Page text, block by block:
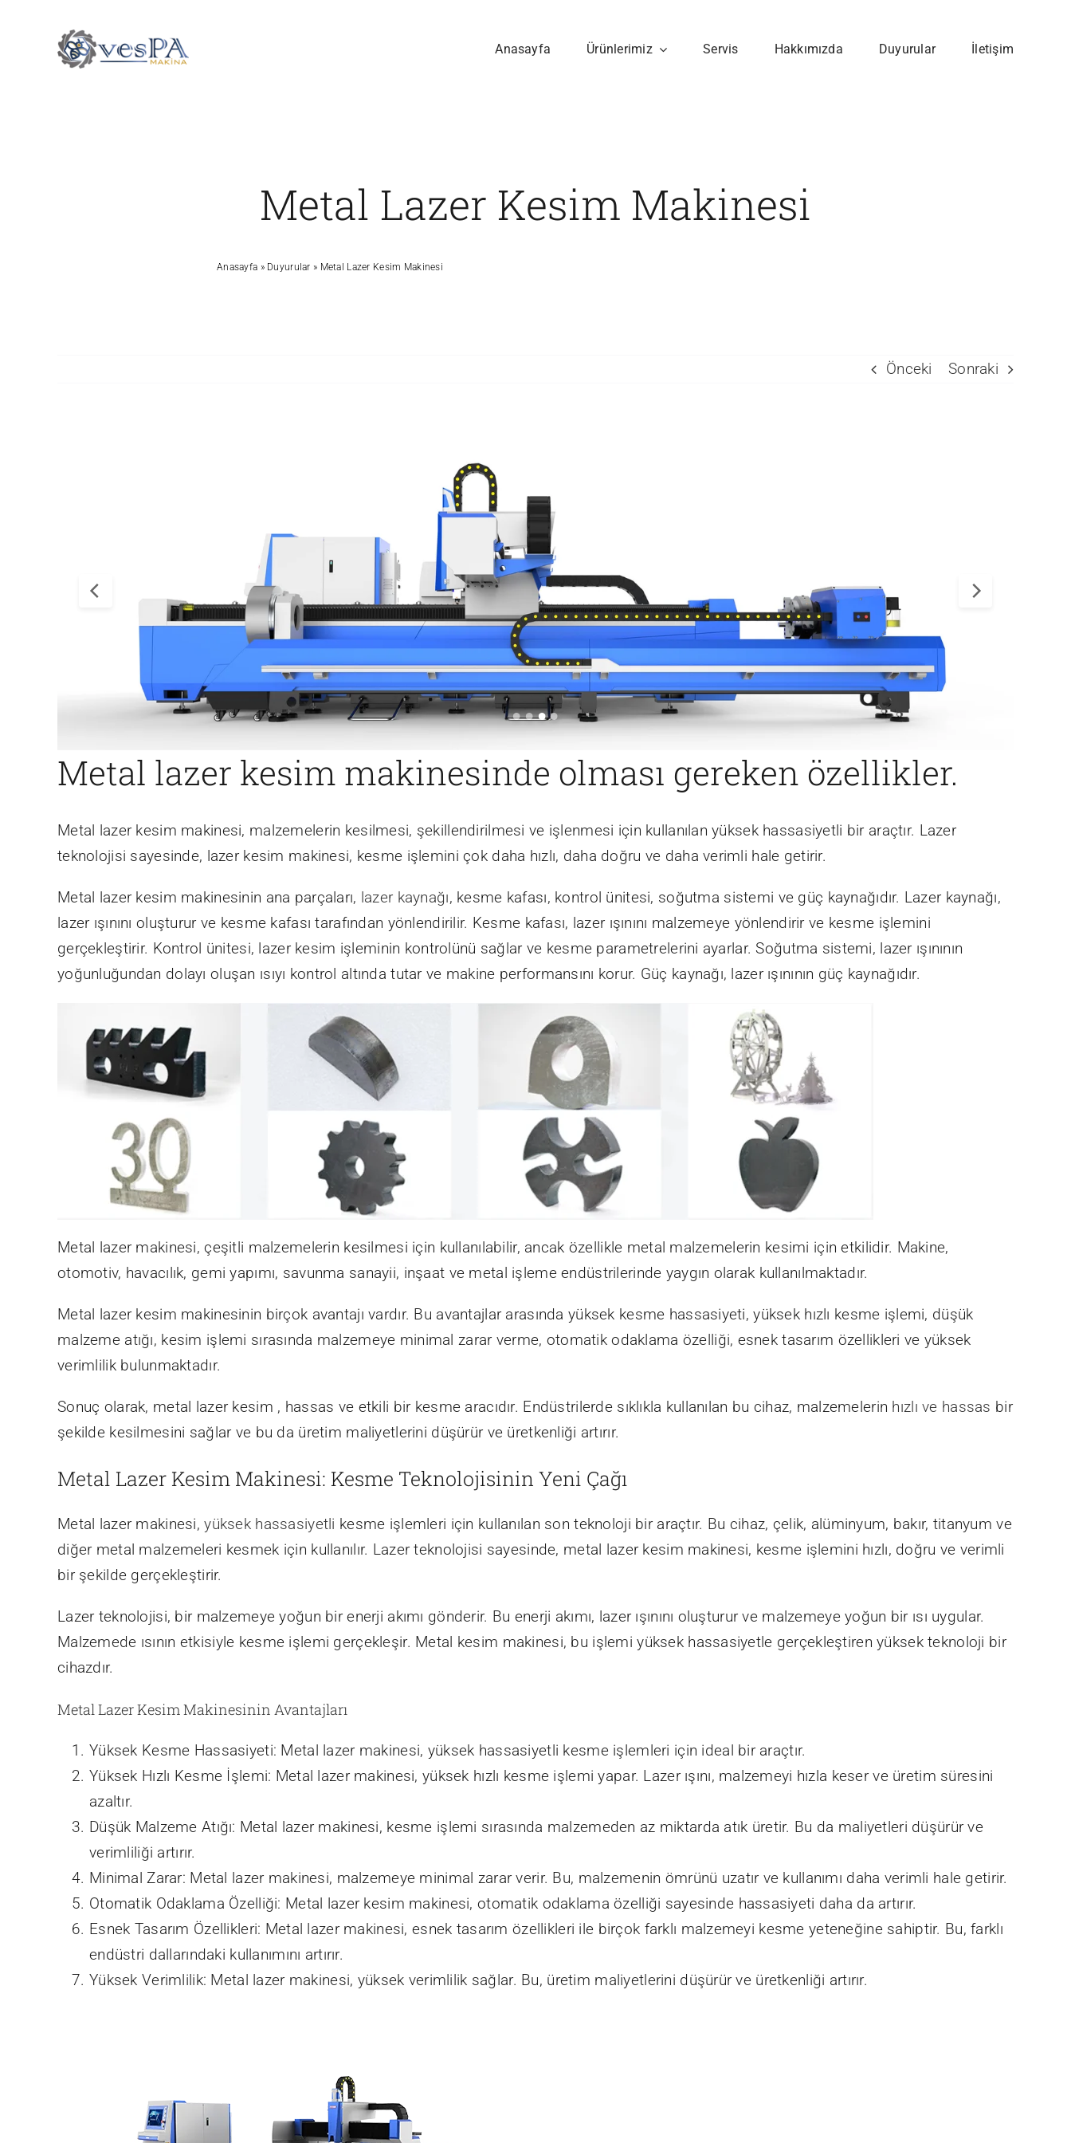
Anasayfa Ürünlerimiz Servis Hakkımızda Duyurular İletişim
Metal Lazer Kesim Makinesi
Anasayfa » Duyurular » Metal Lazer Kesim Makinesi
Önceki Sonraki
Metal lazer kesim makinesinde olması gereken özellikler.
Metal lazer kesim makinesi, malzemelerin kesilmesi, şekillendirilmesi ve işlenmesi için kullanılan yüksek hassasiyetli bir araçtır. Lazer
teknolojisi sayesinde, lazer kesim makinesi, kesme işlemini çok daha hızlı, daha doğru ve daha verimli hale getirir.
Metal lazer kesim makinesinin ana parçaları, lazer kaynağı, kesme kafası, kontrol ünitesi, soğutma sistemi ve güç kaynağıdır. Lazer kaynağı,
lazer ışınını oluşturur ve kesme kafası tarafından yönlendirilir. Kesme kafası, lazer ışınını malzemeye yönlendirir ve kesme işlemini
gerçekleştirir. Kontrol ünitesi, lazer kesim işleminin kontrolünü sağlar ve kesme parametrelerini ayarlar. Soğutma sistemi, lazer ışınının
yoğunluğundan dolayı oluşan ısıyı kontrol altında tutar ve makine performansını korur. Güç kaynağı, lazer ışınının güç kaynağıdır.
Metal lazer makinesi, çeşitli malzemelerin kesilmesi için kullanılabilir, ancak özellikle metal malzemelerin kesimi için etkilidir. Makine,
otomotiv, havacılık, gemi yapımı, savunma sanayii, inşaat ve metal işleme endüstrilerinde yaygın olarak kullanılmaktadır.
Metal lazer kesim makinesinin birçok avantajı vardır. Bu avantajlar arasında yüksek kesme hassasiyeti, yüksek hızlı kesme işlemi, düşük
malzeme atığı, kesim işlemi sırasında malzemeye minimal zarar verme, otomatik odaklama özelliği, esnek tasarım özellikleri ve yüksek
verimlilik bulunmaktadır.
Sonuç olarak, metal lazer kesim , hassas ve etkili bir kesme aracıdır. Endüstrilerde sıklıkla kullanılan bu cihaz, malzemelerin hızlı ve hassas bir
şekilde kesilmesini sağlar ve bu da üretim maliyetlerini düşürür ve üretkenliği artırır.
Metal Lazer Kesim Makinesi: Kesme Teknolojisinin Yeni Çağı
Metal lazer makinesi,yüksek hassasiyetli kesme işlemleri için kullanılan son teknoloji bir araçtır. Bu cihaz, çelik, alüminyum, bakır, titanyum ve
diğer metal malzemeleri kesmek için kullanılır. Lazer teknolojisi sayesinde, metal lazer kesim makinesi, kesme işlemini hızlı, doğru ve verimli
bir şekilde gerçekleştirir.
Lazer teknolojisi, bir malzemeye yoğun bir enerji akımı gönderir. Bu enerji akımı, lazer ışınını oluşturur ve malzemeye yoğun bir ısı uygular.
Malzemede ısının etkisiyle kesme işlemi gerçekleşir. Metal kesim makinesi, bu işlemi yüksek hassasiyetle gerçekleştiren yüksek teknoloji bir
cihazdır.
Metal Lazer Kesim Makinesinin Avantajları
Yüksek Kesme Hassasiyeti: Metal lazer makinesi, yüksek hassasiyetli kesme işlemleri için ideal bir araçtır.
Yüksek Hızlı Kesme İşlemi: Metal lazer makinesi, yüksek hızlı kesme işlemi yapar. Lazer ışını, malzemeyi hızla keser ve üretim süresini
azaltır.
Düşük Malzeme Atığı: Metal lazer makinesi, kesme işlemi sırasında malzemeden az miktarda atık üretir. Bu da maliyetleri düşürür ve
verimliliği artırır.
Minimal Zarar: Metal lazer makinesi, malzemeye minimal zarar verir. Bu, malzemenin ömrünü uzatır ve kullanımı daha verimli hale getirir.
Otomatik Odaklama Özelliği: Metal lazer kesim makinesi, otomatik odaklama özelliği sayesinde hassasiyeti daha da artırır.
Esnek Tasarım Özellikleri: Metal lazer makinesi, esnek tasarım özellikleri ile birçok farklı malzemeyi kesme yeteneğine sahiptir. Bu, farklı
endüstri dallarındaki kullanımını artırır.
Yüksek Verimlilik: Metal lazer makinesi, yüksek verimlilik sağlar. Bu, üretim maliyetlerini düşürür ve üretkenliği artırır.